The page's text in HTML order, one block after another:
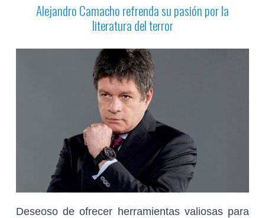
Alejandro Camacho refrenda su pasión por la
literatura del terror
Deseoso de ofrecer herramientas valiosas para